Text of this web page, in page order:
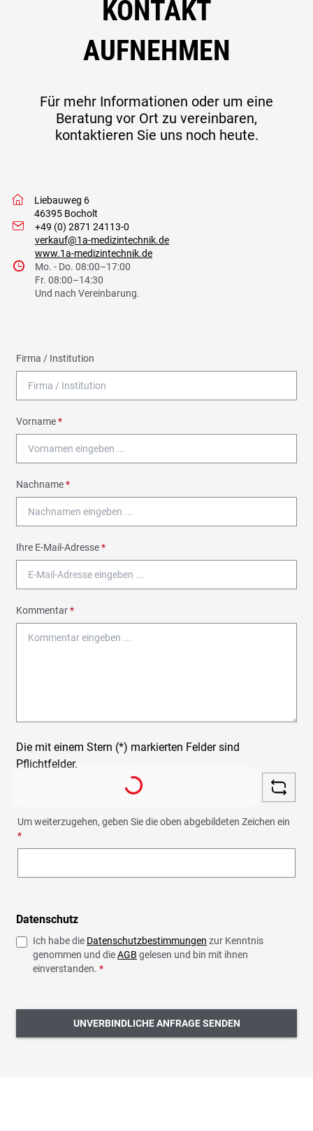
KONTAKT
AUFNEHMEN
Für mehr Informationen oder um eine
Beratung vor Ort zu vereinbaren,
kontaktieren Sie uns noch heute.
w
Liebauweg 6
46395 Bocholt
I
+49 (0) 2871 24113-0
verkauf@1a-medizintechnik.de
www.1a-medizintechnik.de
9
Mo. - Do. 08:00–17:00
Fr. 08:00–14:30
Und nach Vereinbarung.
Firma / Institution
Vorname*
Nachname*
Ihre E-Mail-Adresse*
Kommentar*
Die mit einem Stern (*) markierten Felder sind
Pflichtfelder.
Loading...
Um weiterzugehen, geben Sie die oben abgebildeten Zeichen ein
*
Datenschutz
Ich habe die Datenschutzbestimmungen zur Kenntnis
genommen und dieAGB gelesen und bin mit ihnen
einverstanden. *
UNVERBINDLICHE ANFRAGE SENDEN